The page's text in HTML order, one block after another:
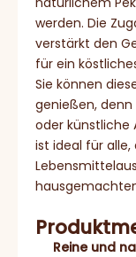
werden. Die
verstärkt den
für ein
Sie können
genießen,
oder künstliche
ist ideal für
Reine und